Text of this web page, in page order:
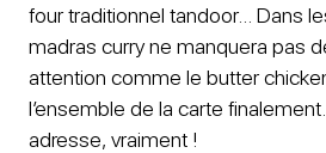
four traditionnel tandoor… Dans
madras curry ne manquera pas
attention comme le butter
l’ensemble de la carte
adresse, vraiment !